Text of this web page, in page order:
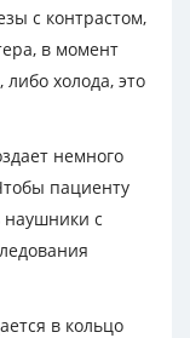
с контрастом,
в момент
холода, это
немного
пациенту
наушники с
в кольцо